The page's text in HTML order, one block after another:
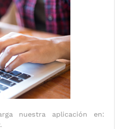
nuestra aplicación en: